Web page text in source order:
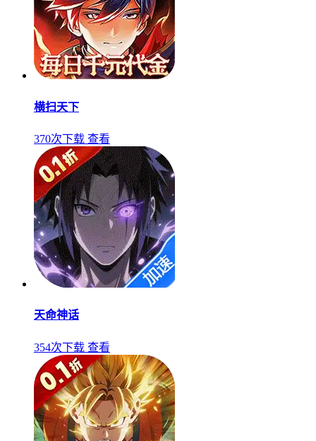
横扫天下
370次下载 查看
天命神话
354次下载 查看